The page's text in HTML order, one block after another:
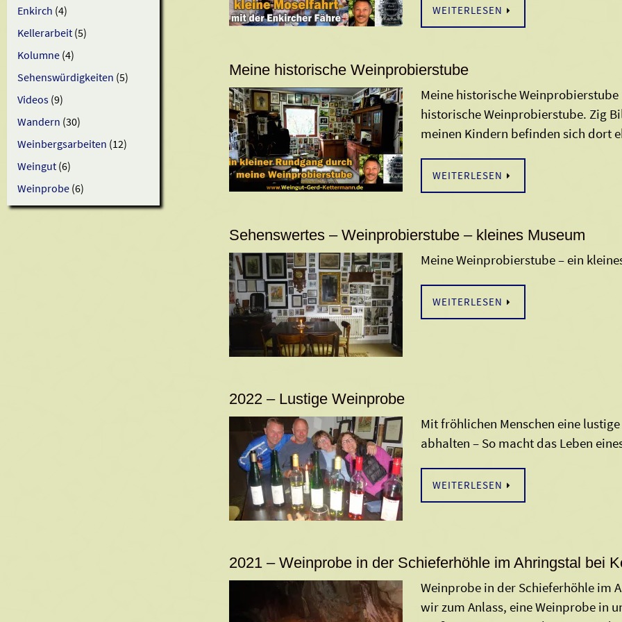
WEITERLESEN
Meine historische Weinprobierstube
Meine historische
historische Weinprobierstube. Zig
meinen Kindern befinden sich dort
WEITERLESEN
Sehenswertes – Weinprobierstube – kleines Museum
Meine Weinprobierstube – ein
WEITERLESEN
2022 – Lustige Weinprobe
Mit fröhlichen Menschen eine
abhalten – So macht das Leben
WEITERLESEN
2021 – Weinprobe in der Schieferhöhle im Ahringstal bei
Weinprobe in der Schieferhöhle im
wir zum Anlass, eine Weinprobe in
Enkirch (4)
Kellerarbeit (5)
Kolumne (4)
Sehenswürdigkeiten (5)
Videos (9)
Wandern (30)
Weinbergsarbeiten (12)
Weingut (6)
Weinprobe (6)